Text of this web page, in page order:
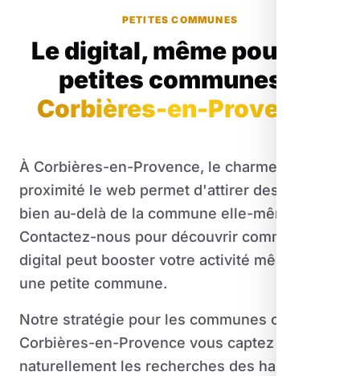
PETITES COMMUNES
Le digital, même pour les
petites communes
Corbières-en-Provence
À Corbières-en-Provence, le charme de la
proximité le web permet d'attirer des clients
bien au-delà de la commune elle-même.
Contactez-nous pour découvrir comment le
digital peut booster votre activité même dans
une petite commune.
Notre stratégie pour les communes comme
Corbières-en-Provence vous captez
naturellement les recherches des habitants